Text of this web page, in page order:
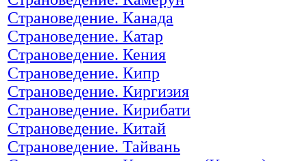
Страноведение. Канада
Страноведение. Катар
Страноведение. Кения
Страноведение. Кипр
Страноведение. Киргизия
Страноведение. Кирибати
Страноведение. Китай
Страноведение. Тайвань